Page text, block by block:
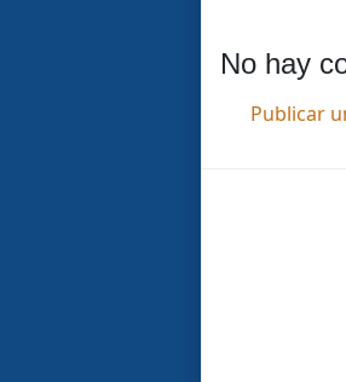
No hay
Publicar